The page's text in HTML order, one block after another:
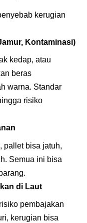
kerugian
Kontaminasi)
kedap, atau
beras
warna. Standar
risiko
pallet bisa jatuh,
Semua ini bisa
di Laut
pembajakan
kerugian bisa